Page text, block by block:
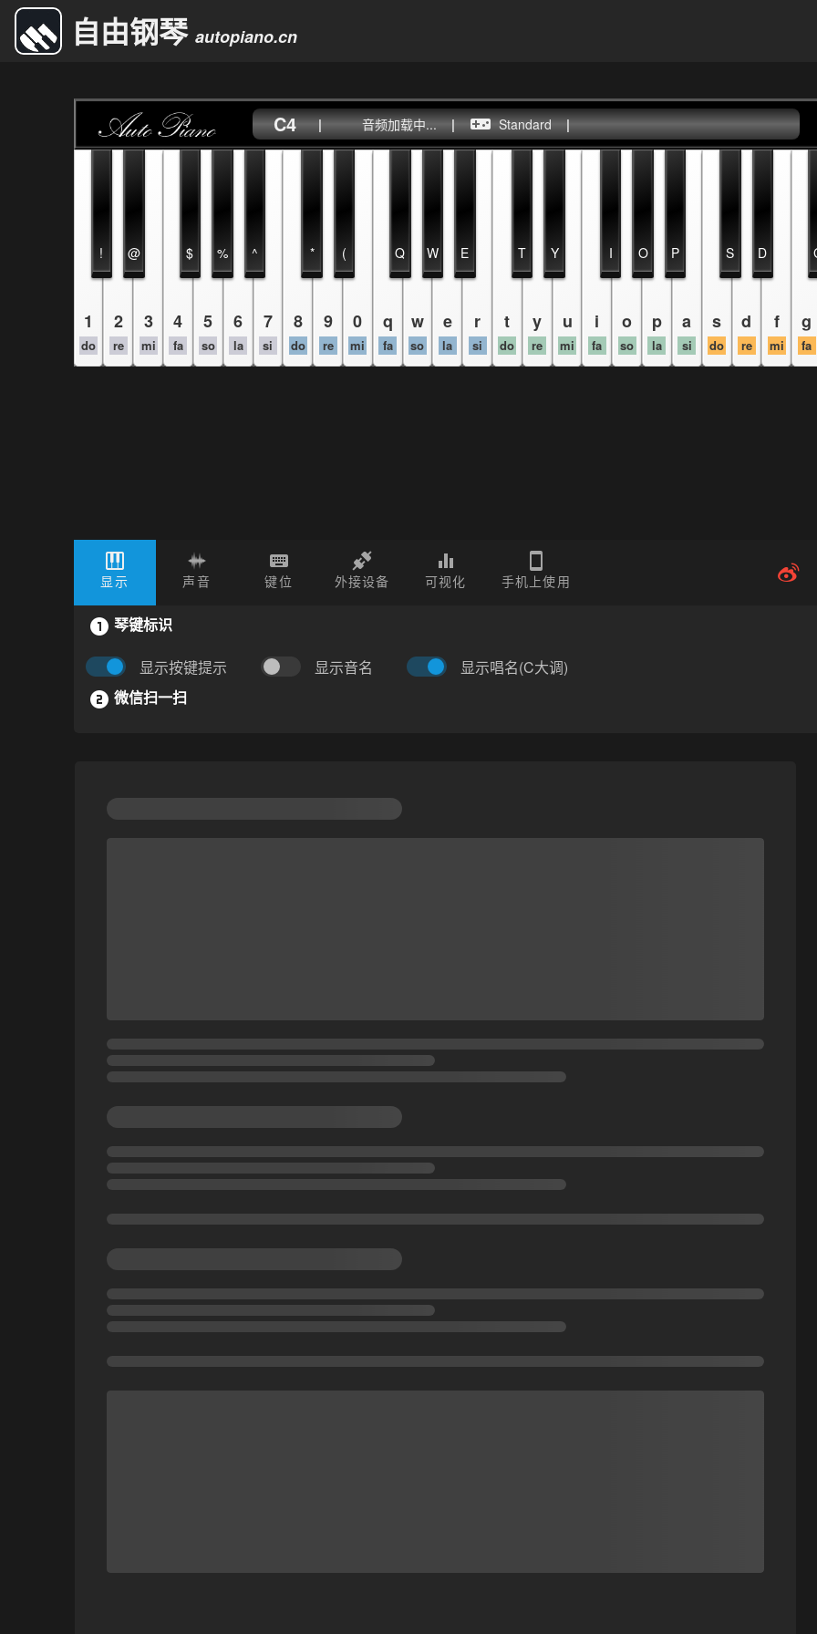
自由钢琴 autopiano.cn
C4 | 音频加载中... | Standard |
1
do
2
re
3
mi
4
fa
5
so
6
la
7
si
8
do
9
re
0
mi
q
fa
w
so
e
la
r
si
t
do
y
re
u
mi
i
fa
o
so
p
la
a
si
s
do
d
re
f
mi
g
fa
! @ $ % ^ * ( Q W E T Y I O P S D
显示 声音 键位 外接设备 可视化 手机上使用
琴键标识
显示按键提示 显示音名 显示唱名(C大调)
微信扫一扫